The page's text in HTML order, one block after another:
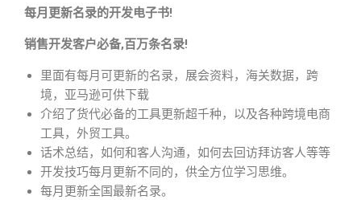
每月更新名录的开发电子书!
销售开发客户必备,百万条名录!
里面有每月可更新的名录，展会资料，海关数据，跨
境，亚马逊可供下载
介绍了货代必备的工具更新超千种，以及各种跨境电商
工具，外贸工具。
话术总结，如何和客人沟通，如何去回访拜访客人等等
开发技巧每月更新不同的，供全方位学习思维。
每月更新全国最新名录。